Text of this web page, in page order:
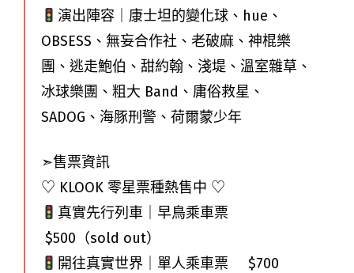
演出陣容｜康士坦的變化球、hue、
OBSESS、無妄合作社、老破麻、神棍樂
團、逃走鮑伯、甜約翰、淺堤、溫室雜草、
冰球樂團、粗大 Band、庸俗救星、
SADOG、海豚刑警、荷爾蒙少年
➣售票資訊
♡ KLOOK 零星票種熱售中 ♡
真實先行列車｜早鳥乘車票
$500（sold out）
開往真實世界｜單人乘車票 $700